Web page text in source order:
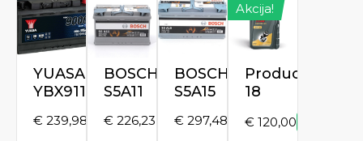
YUASA
YBX9115
€ 239,98
BOSCH
S5A11
€ 226,23
BOSCH
S5A15
€ 297,48
Akcija!
Product
18
Original
€ 120,00
Current